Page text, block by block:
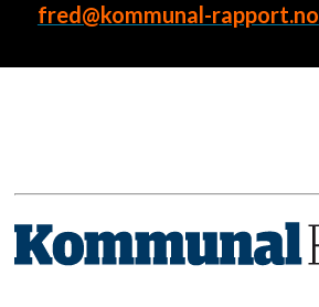
fred@kommunal-rapport.no